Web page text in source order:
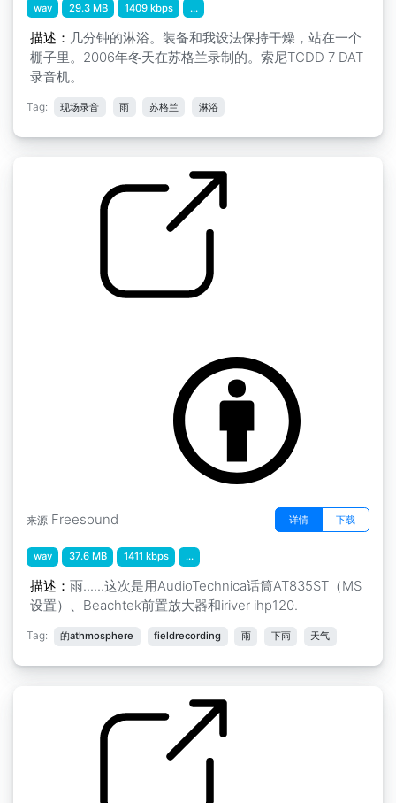
wav 29.3 MB 1409 kbps ...
描述： 几分钟的淋浴。装备和我设法保持干燥，站在一个
棚子里。2006年冬天在苏格兰录制的。索尼TCDD 7 DAT
录音机。
Tag: 现场录音 雨 苏格兰 淋浴
来源 Freesound 详情 下载
wav 37.6 MB 1411 kbps ...
描述： 雨......这次是用AudioTechnica话筒AT835ST（MS
设置）、Beachtek前置放大器和iriver ihp120.
Tag: 的athmosphere fieldrecording 雨 下雨 天气